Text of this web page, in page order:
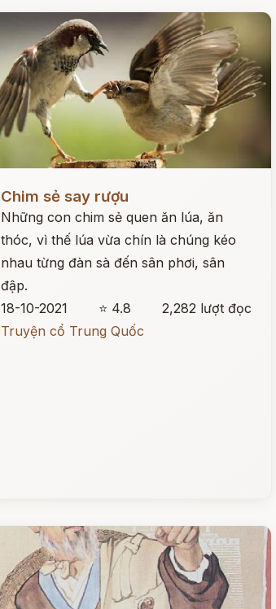
Chim sẻ say rượu
Những con chim sẻ quen ăn lúa, ăn
thóc, vì thế lúa vừa chín là chúng kéo
nhau từng đàn sà đến sân phơi, sân
đập.
18-10-2021
⭐ 4.8
2,282 lượt đọc
Truyện cổ Trung Quốc